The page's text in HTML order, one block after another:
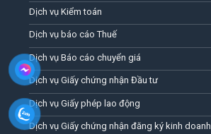
Dịch vụ Kiểm toán
Dịch vụ báo cáo Thuế
Dịch vụ Báo cáo chuyển giá
Dịch vụ Giấy chứng nhận Đầu tư
Dịch vụ Giấy phép lao động
Dịch vụ Giấy chứng nhận đăng ký kinh doanh